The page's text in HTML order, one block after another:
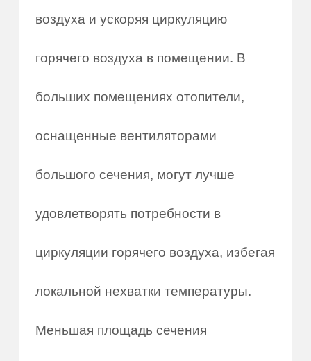
воздуха и ускоряя циркуляцию
горячего воздуха в помещении. В
больших помещениях отопители,
оснащенные вентиляторами
большого сечения, могут лучше
удовлетворять потребности в
циркуляции горячего воздуха, избегая
локальной нехватки температуры.
Меньшая площадь сечения